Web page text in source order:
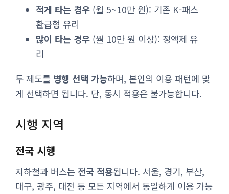
적게 타는 경우 (월 5~10만 원): 기존 K-패스
환급형 유리
많이 타는 경우 (월 10만 원 이상): 정액제 유
리
두 제도를 병행 선택 가능하며, 본인의 이용 패턴에 맞
게 선택하면 됩니다. 단, 동시 적용은 불가능합니다.
시행 지역
전국 시행
지하철과 버스는 전국 적용됩니다. 서울, 경기, 부산,
대구, 광주, 대전 등 모든 지역에서 동일하게 이용 가능